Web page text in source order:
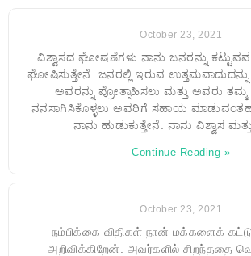
October 23, 2021
ವಿಶ್ವಾಸದ ಘೋಷಣೆಗಳು ನಾನು ಜನರನ್ನು
ಘೋಷಿಸುತ್ತೇನೆ. ಜನರಲ್ಲಿ ಇರುವ
ಅವರನ್ನು ಪ್ರೋತ್ಸಾಹಿಸಲು ಮತ್ತು ಅವರು ತಮ್ಮ
ನನಸಾಗಿಸಿಕೊಳ್ಳಲು ಅವರಿಗೆ ಸಹಾಯ
ನಾನು ಹುಡುಕುತ್ತೇನೆ. ನಾನು ವಿಶ್ವಾಸ
Continue Reading »
October 23, 2021
நம்பிக்கை விதிகள் நான் மக்களைக்
அறிவிக்கிறேன். அவர்களில் சிறந்ததை